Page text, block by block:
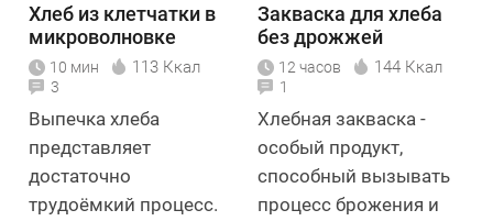
Хлеб из клетчатки в
микроволновке
10 мин 113 Ккал
3
Выпечка хлеба
представляет
достаточно
трудоёмкий процесс.
Закваска для хлеба
без дрожжей
12 часов 144 Ккал
1
Хлебная закваска -
особый продукт,
способный вызывать
процесс брожения и